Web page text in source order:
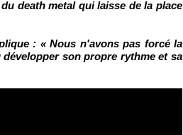
death metal qui laisse de la place
: « Nous n'avons pas forcé la
son propre rythme et sa